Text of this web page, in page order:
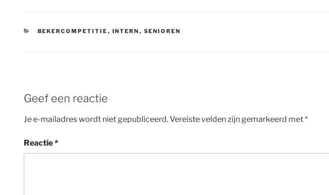
CATEGORIEËN
BEKERCOMPETITIE , INTERN , SENIOREN
Geef een reactie
Je e-mailadres wordt niet gepubliceerd.Vereiste velden zijn gemarkeerd met*
Reactie*